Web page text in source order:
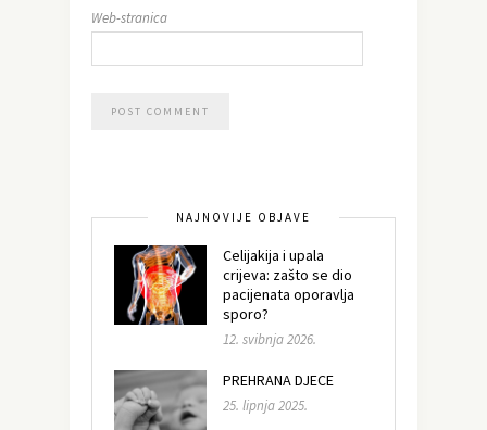
Web-stranica
NAJNOVIJE OBJAVE
Celijakija i upala
crijeva: zašto se dio
pacijenata oporavlja
sporo?
12. svibnja 2026.
PREHRANA DJECE
25. lipnja 2025.